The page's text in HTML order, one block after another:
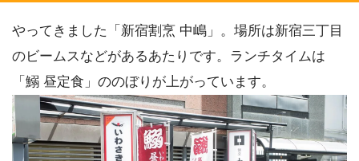
やってきました「新宿割烹 中嶋」。場所は新宿三丁目
のビームスなどがあるあたりです。ランチタイムは
「鰯 昼定食」ののぼりが上がっています。